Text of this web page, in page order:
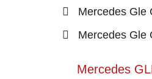
Mercedes Gle
Mercedes Gle
Mercedes